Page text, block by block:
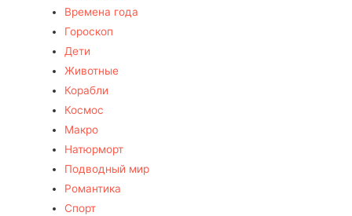
Времена года
Гороскоп
Дети
Животные
Корабли
Космос
Макро
Натюрморт
Подводный мир
Романтика
Спорт